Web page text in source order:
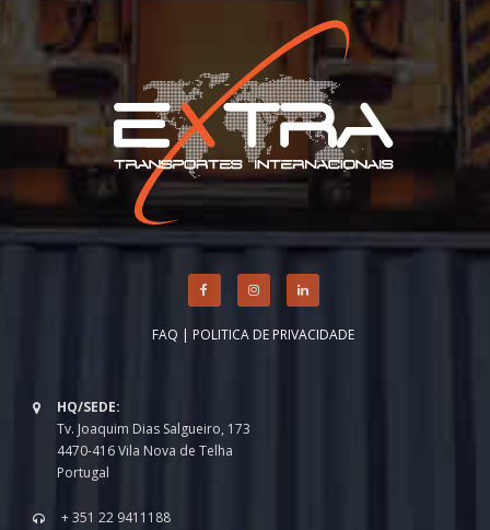
FAQ | POLITICA DE PRIVACIDADE
HQ/SEDE:
Tv. Joaquim Dias Salgueiro, 173
4470-416 Vila Nova de Telha
Portugal
+ 351 22 9411188